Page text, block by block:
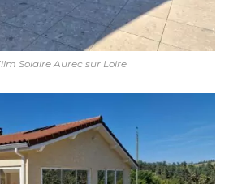
Solaire Aurec sur Loire